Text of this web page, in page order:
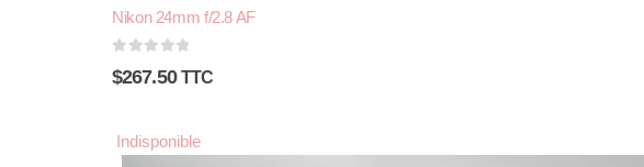
Nikon 24mm f/2.8 AF
$267.50 TTC
Indisponible